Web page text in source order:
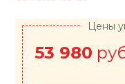
Цены
53 980